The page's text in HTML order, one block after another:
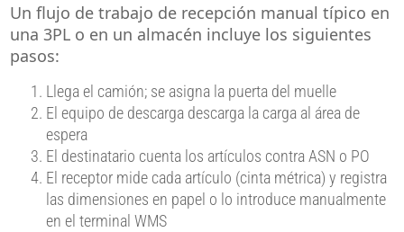
Un flujo de trabajo de recepción manual típico en
una 3PL o en un almacén incluye los siguientes
pasos:
Llega el camión; se asigna la puerta del muelle
El equipo de descarga descarga la carga al área de
espera
El destinatario cuenta los artículos contra ASN o PO
El receptor mide cada artículo (cinta métrica) y registra
las dimensiones en papel o lo introduce manualmente
en el terminal WMS